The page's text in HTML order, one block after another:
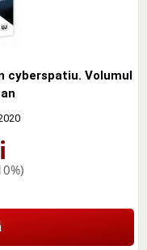
cyberspatiu. Volumul